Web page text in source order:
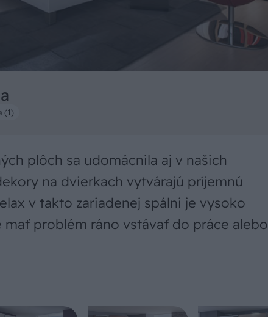
(1)
plôch sa udomácnila aj v našich
na dvierkach vytvárajú príjemnú
v takto zariadenej spálni je vysoko
problém ráno vstávať do práce alebo